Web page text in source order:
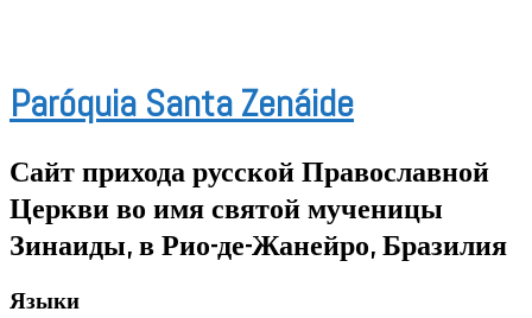
Paróquia Santa Zenáide
Сайт прихода русской Православной
Церкви во имя святой мученицы
Зинаиды, в Рио-де-Жанейро, Бразилия
Языки